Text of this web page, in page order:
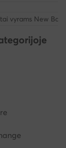
vyrams New